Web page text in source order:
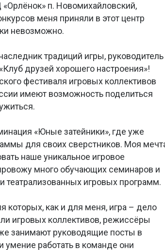
«Орлёнок» п. Новомихайловский,
меня приняли в этот центр
невозможно.
традиций игры, руководитель
друзей хорошего настроения»!
фестиваля игровых коллективов
имеют возможность поделиться
«Юные затейники», где уже
для своих сверстников. Моя
наше уникальное игровое
много обучающих семинаров и
театрализованных игровых программ.
которых, как и для меня, игра – дело
игровых коллективов, режиссёры
занимают руководящие посты в
умение работать в команде они